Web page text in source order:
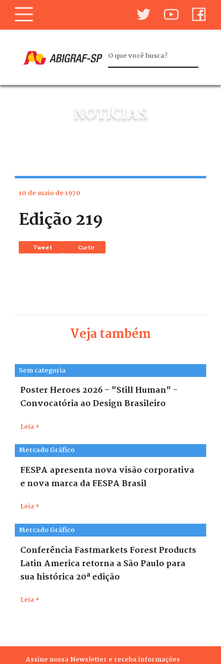
NOTÍCIAS
10 de maio de 1970
Edição 219
Tweet Curtir
Veja também
Sem categoria
Poster Heroes 2026 – "Still Human" -
Convocatória ao Design Brasileiro
Leia +
Mercado Gráfico
FESPA apresenta nova visão corporativa
e nova marca da FESPA Brasil
Leia +
Mercado Gráfico
Conferência Fastmarkets Forest Products
Latin America retorna a São Paulo para
sua histórica 20ª edição
Leia +
Assine nossa Newsletter e receba informações